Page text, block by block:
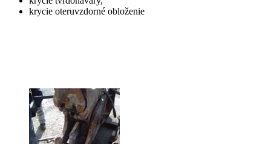
krycie oteruvzdorné obloženie